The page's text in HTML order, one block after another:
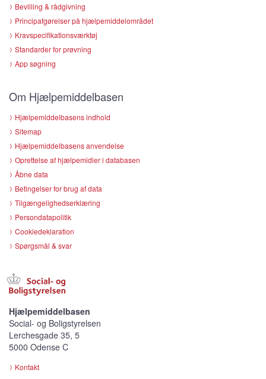
Bevilling & rådgivning
Principafgørelser på hjælpemiddelområdet
Kravspecifikationsværktøj
Standarder for prøvning
App søgning
Om Hjælpemiddelbasen
Hjælpemiddelbasens indhold
Sitemap
Hjælpemiddelbasens anvendelse
Oprettelse af hjælpemidler i databasen
Åbne data
Betingelser for brug af data
Tilgængelighedserklæring
Persondatapolitik
Cookiedeklaration
Spørgsmål & svar
Hjælpemiddelbasen
Social- og Boligstyrelsen
Lerchesgade 35, 5
5000 Odense C
Kontakt